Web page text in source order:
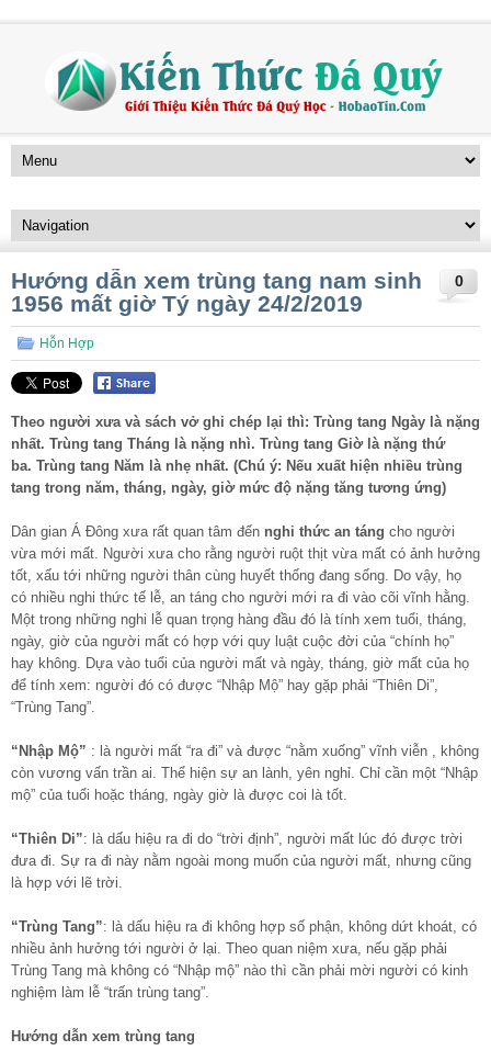
0
Hướng dẫn xem trùng tang nam sinh
1956 mất giờ Tý ngày 24/2/2019
Hỗn Hợp
Theo người xưa và sách vở ghi chép lại thì: Trùng tang Ngày là nặng
nhất. Trùng tang Tháng là nặng nhì. Trùng tang Giờ là nặng thứ
ba. Trùng tang Năm là nhẹ nhất. (Chú ý: Nếu xuất hiện nhiều trùng
tang trong năm, tháng, ngày, giờ mức độ nặng tăng tương ứng)
Dân gian Á Đông xưa rất quan tâm đến nghi thức an táng cho người
vừa mới mất. Người xưa cho rằng người ruột thịt vừa mất có ảnh hưởng
tốt, xấu tới những người thân cùng huyết thống đang sống. Do vậy, họ
có nhiều nghi thức tế lễ, an táng cho người mới ra đi vào cõi vĩnh hằng.
Một trong những nghi lễ quan trọng hàng đầu đó là tính xem tuổi, tháng,
ngày, giờ của người mất có hợp với quy luật cuộc đời của “chính họ”
hay không. Dựa vào tuổi của người mất và ngày, tháng, giờ mất của họ
để tính xem: người đó có được “Nhập Mộ” hay gặp phải “Thiên Di”,
“Trùng Tang”.
“Nhập Mộ” : là người mất “ra đi” và được “nằm xuống” vĩnh viễn , không
còn vương vấn trần ai. Thể hiện sự an lành, yên nghỉ. Chỉ cần một “Nhập
mộ” của tuổi hoặc tháng, ngày giờ là được coi là tốt.
“Thiên Di”: là dấu hiệu ra đi do “trời định”, người mất lúc đó được trời
đưa đi. Sự ra đi này nằm ngoài mong muốn của người mất, nhưng cũng
là hợp với lẽ trời.
“Trùng Tang”: là dấu hiệu ra đi không hợp số phận, không dứt khoát, có
nhiều ảnh hưởng tới người ở lại. Theo quan niệm xưa, nếu gặp phải
Trùng Tang mà không có “Nhập mộ” nào thì cần phải mời người có kinh
nghiệm làm lễ “trấn trùng tang”.
Hướng dẫn xem trùng tang